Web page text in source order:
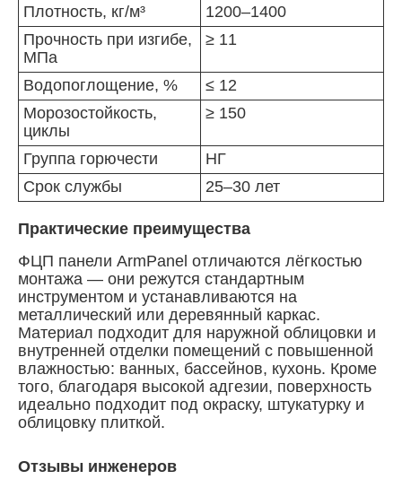
Плотность, кг/м³
1200–1400
Прочность при изгибе,
МПа
≥ 11
Водопоглощение, %
≤ 12
Морозостойкость,
циклы
≥ 150
Группа горючести
НГ
Срок службы
25–30 лет
Практические преимущества
ФЦП панели ArmPanel отличаются лёгкостью
монтажа — они режутся стандартным
инструментом и устанавливаются на
металлический или деревянный каркас.
Материал подходит для наружной облицовки и
внутренней отделки помещений с повышенной
влажностью: ванных, бассейнов, кухонь. Кроме
того, благодаря высокой адгезии, поверхность
идеально подходит под окраску, штукатурку и
облицовку плиткой.
Отзывы инженеров